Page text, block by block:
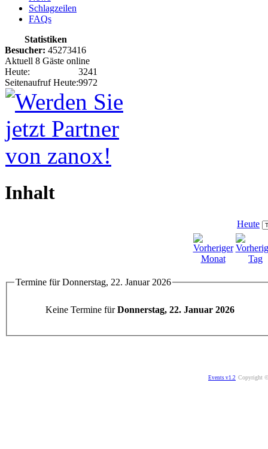
Schlagzeilen
FAQs
Statistiken
Besucher: 45273416
Aktuell 8 Gäste online
Heute:
3241
Seitenaufruf Heute:9972
Inhalt
Heute
Termine für Donnerstag, 22. Januar 2026
Keine Termine fürDonnerstag, 22. Januar 2026
Events v1.2 Copyright